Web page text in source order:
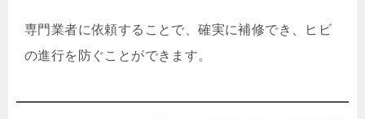
専門業者に依頼することで、確実に補修でき、ヒビ
の進行を防ぐことができます。